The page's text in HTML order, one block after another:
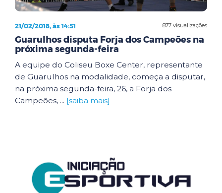
877 visualizações
21/02/2018, às 14:51
Guarulhos disputa Forja dos Campeões na
próxima segunda-feira
A equipe do Coliseu Boxe Center, representante
de Guarulhos na modalidade, começa a disputar,
na próxima segunda-feira, 26, a Forja dos
Campeões, ... [saiba mais]